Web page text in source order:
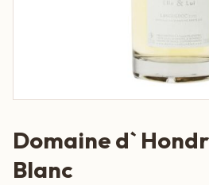
Domaine d`
Blanc